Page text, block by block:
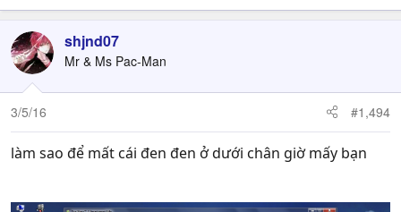
shjnd07
Mr & Ms Pac-Man
3/5/16 #1,494
làm sao để mất cái đen đen ở dưới chân giờ mấy bạn